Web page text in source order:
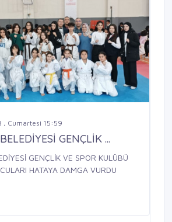
, Cumartesi 15:59
GENÇLİK ...
GENÇLİK VE SPOR KULÜBÜ
HATAYA DAMGA VURDU